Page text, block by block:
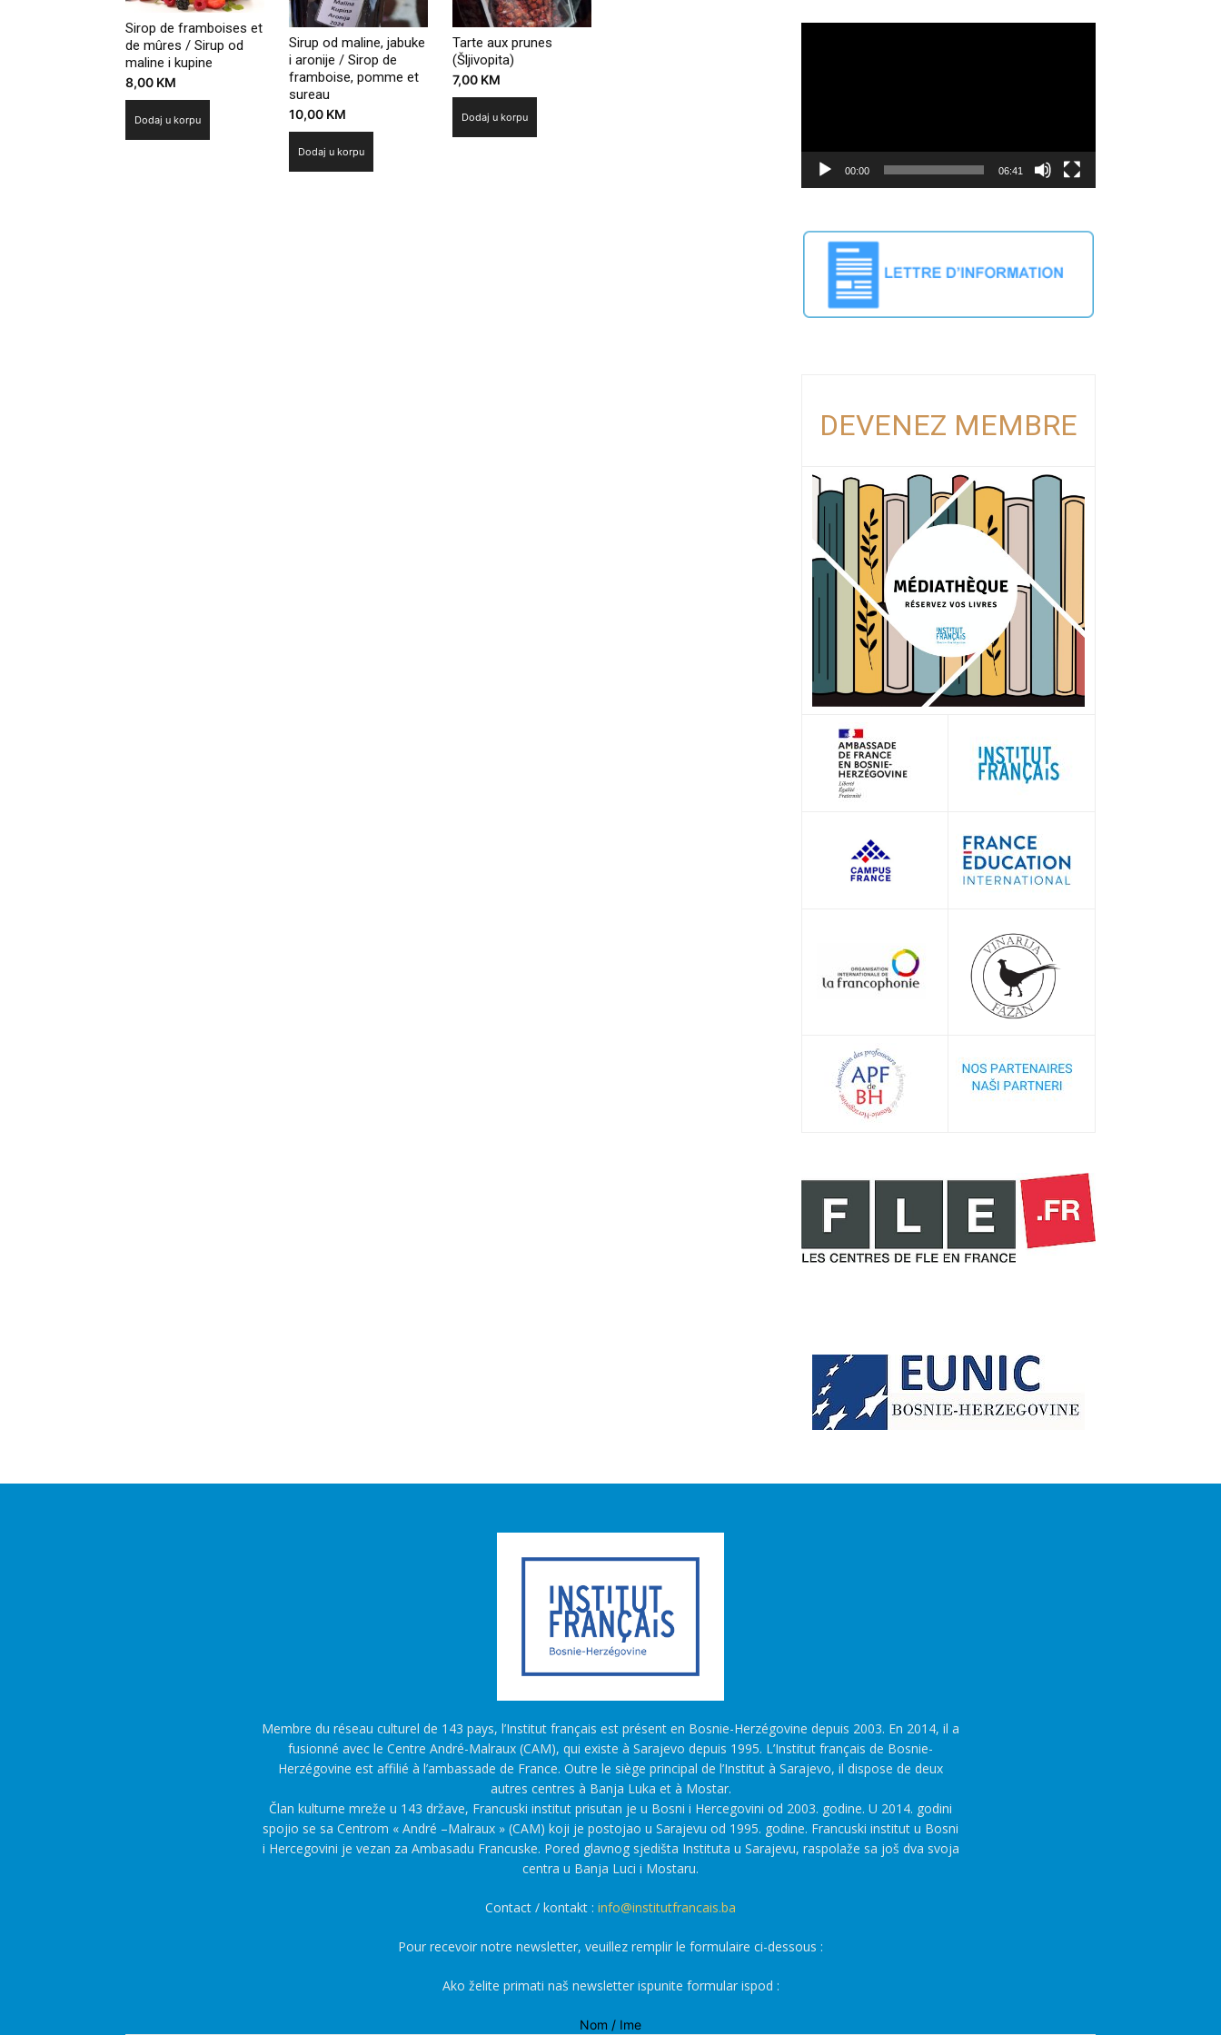
Sirop de framboises et
de mûres / Sirup od
maline i kupine
8,00 KM
Dodaj u korpu
Sirup od maline, jabuke
i aronije / Sirop de
framboise, pomme et
sureau
10,00 KM
Dodaj u korpu
Tarte aux prunes
(Šljivopita)
7,00 KM
Dodaj u korpu
00:00 06:41
DEVENEZ MEMBRE
Membre du réseau culturel de 143 pays, l’Institut français est présent en Bosnie-Herzégovine depuis 2003. En 2014, il a
fusionné avec le Centre André-Malraux (CAM), qui existe à Sarajevo depuis 1995. L’Institut français de Bosnie-
Herzégovine est affilié à l’ambassade de France. Outre le siège principal de l’Institut à Sarajevo, il dispose de deux
autres centres à Banja Luka et à Mostar.
Član kulturne mreže u 143 države, Francuski institut prisutan je u Bosni i Hercegovini od 2003. godine. U 2014. godini
spojio se sa Centrom « André –Malraux » (CAM) koji je postojao u Sarajevu od 1995. godine. Francuski institut u Bosni
i Hercegovini je vezan za Ambasadu Francuske. Pored glavnog sjedišta Instituta u Sarajevu, raspolaže sa još dva svoja
centra u Banja Luci i Mostaru.
Contact / kontakt : info@institutfrancais.ba
Pour recevoir notre newsletter, veuillez remplir le formulaire ci-dessous :
Ako želite primati naš newsletter ispunite formular ispod :
Nom / Ime